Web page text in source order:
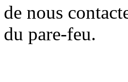
de nous
du pare-feu.